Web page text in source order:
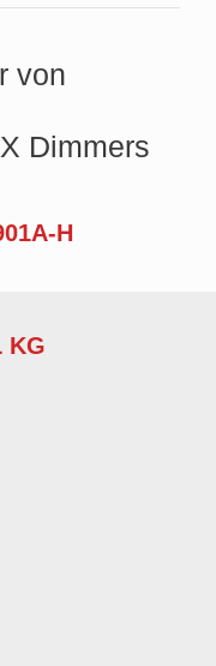
von
Dimmers
H
KG